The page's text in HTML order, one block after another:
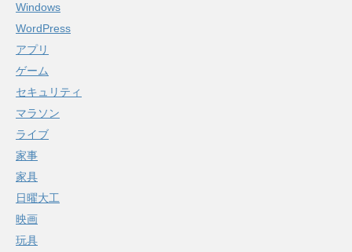
Windows
WordPress
アプリ
ゲーム
セキュリティ
マラソン
ライブ
家事
家具
日曜大工
映画
玩具